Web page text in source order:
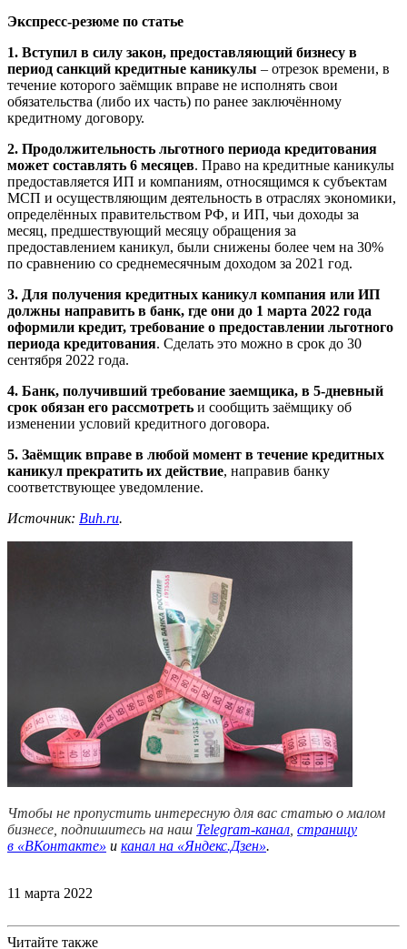
Экспресс-резюме по статье
1. Вступил в силу закон, предоставляющий бизнесу в
период санкций кредитные каникулы – отрезок времени, в
течение которого заёмщик вправе не исполнять свои
обязательства (либо их часть) по ранее заключённому
кредитному договору.
2. Продолжительность льготного периода кредитования
может составлять 6 месяцев. Право на кредитные каникулы
предоставляется ИП и компаниям, относящимся к субъектам
МСП и осуществляющим деятельность в отраслях экономики,
определённых правительством РФ, и ИП, чьи доходы за
месяц, предшествующий месяцу обращения за
предоставлением каникул, были снижены более чем на 30%
по сравнению со среднемесячным доходом за 2021 год.
3. Для получения кредитных каникул компания или ИП
должны направить в банк, где они до 1 марта 2022 года
оформили кредит, требование о предоставлении льготного
периода кредитования. Сделать это можно в срок до 30
сентября 2022 года.
4. Банк, получивший требование заемщика, в 5-дневный
срок обязан его рассмотреть и сообщить заёмщику об
изменении условий кредитного договора.
5. Заёмщик вправе в любой момент в течение кредитных
каникул прекратить их действие, направив банку
соответствующее уведомление.
Источник: Buh.ru.
Чтобы не пропустить интересную для вас статью о малом
бизнесе, подпишитесь на наш Telegram-канал, страницу
в «ВКонтакте» и канал на «Яндекс.Дзен».
11 марта 2022
Читайте также